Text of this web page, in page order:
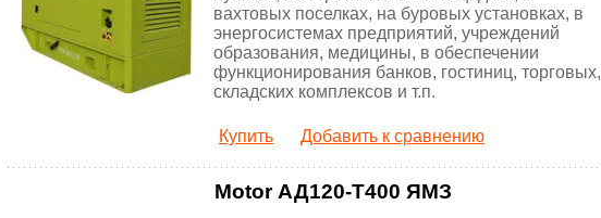
вахтовых поселках, на буровых установках, в
энергосистемах предприятий, учреждений
образования, медицины, в обеспечении
функционирования банков, гостиниц, торговых,
складских комплексов и т.п.
Купить Добавить к сравнению
Motor АД120-Т400 ЯМЗ